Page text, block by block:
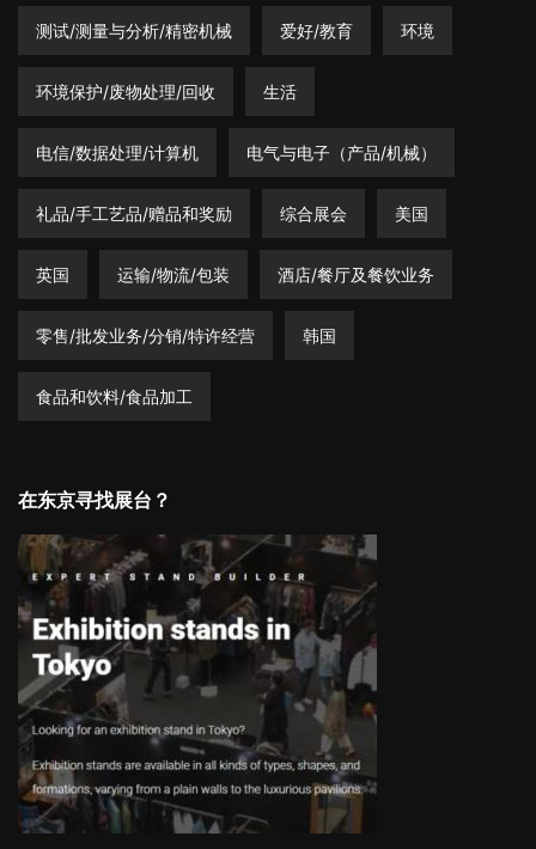
测试/测量与分析/精密机械 爱好/教育 环境
环境保护/废物处理/回收 生活
电信/数据处理/计算机 电气与电子（产品/机械）
礼品/手工艺品/赠品和奖励 综合展会 美国
英国 运输/物流/包装 酒店/餐厅及餐饮业务
零售/批发业务/分销/特许经营 韩国
食品和饮料/食品加工
在东京寻找展台？